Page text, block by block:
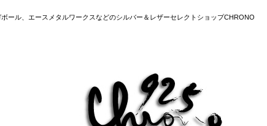
ール、エースメタルワークスなどのシルバー＆レザーセレクトショップCHRONO